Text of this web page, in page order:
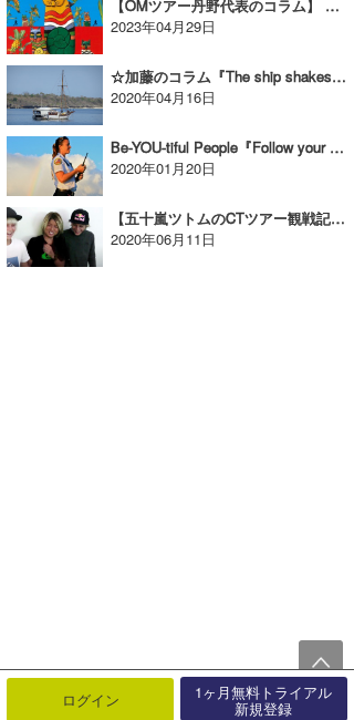
【OMツアー丹野代表のコラム】 インドネシア・サーフサンクチュアリ 回顧録 Vol.4
2023年04月29日
☆加藤のコラム『The ship shakes.(船の揺れ)Vol.1』
2020年04月16日
Be-YOU-tiful People『Follow your heart(心に忠実に生きる) アンドレア・モーラー（Andrea Moller)Vol.3』
2020年01月20日
【五十嵐ツトムのCTツアー観戦記 】回想編 ・グロムにフォーカスした 2010年クイックシルバームービー | YOUNG GUNS |＜エピソード2＞
2020年06月11日
ログイン 1ヶ月無料トライアル
新規登録